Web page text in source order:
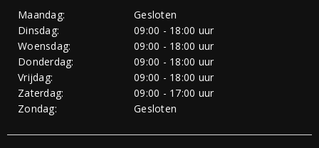
Maandag:
Gesloten
Dinsdag:
09:00 - 18:00 uur
Woensdag:
09:00 - 18:00 uur
Donderdag:
09:00 - 18:00 uur
Vrijdag:
09:00 - 18:00 uur
Zaterdag:
09:00 - 17:00 uur
Zondag:
Gesloten